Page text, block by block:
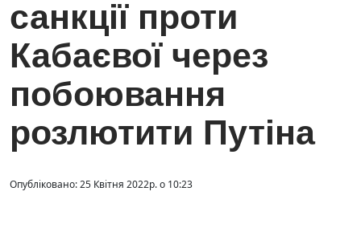
санкції проти
Кабаєвої через
побоювання
розлютити Путіна
Опубліковано: 25 Квітня 2022р. о 10:23